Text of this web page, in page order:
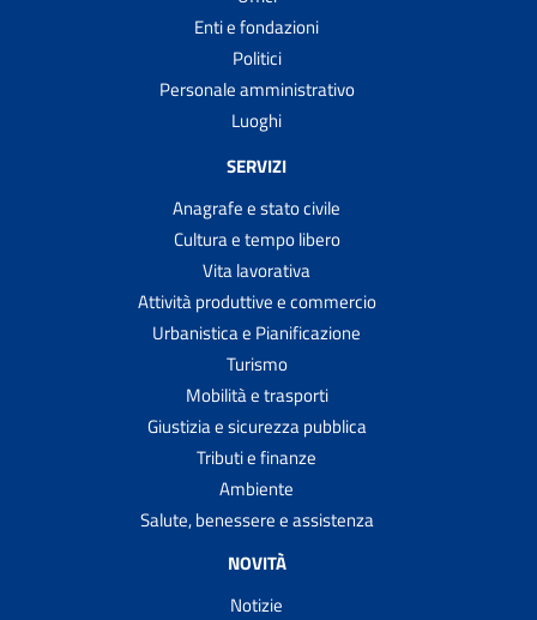
Enti e fondazioni
Politici
Personale amministrativo
Luoghi
SERVIZI
Anagrafe e stato civile
Cultura e tempo libero
Vita lavorativa
Attività produttive e commercio
Urbanistica e Pianificazione
Turismo
Mobilità e trasporti
Giustizia e sicurezza pubblica
Tributi e finanze
Ambiente
Salute, benessere e assistenza
NOVITÀ
Notizie